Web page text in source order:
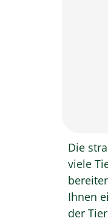
Die
viele
Ihnen
der